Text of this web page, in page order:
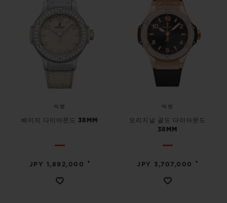
빅뱅
베이지 다이아몬드 38MM
JPY 1,892,000 •
빅뱅
오리지널 골드 다이아몬드
38MM
JPY 3,707,000 •